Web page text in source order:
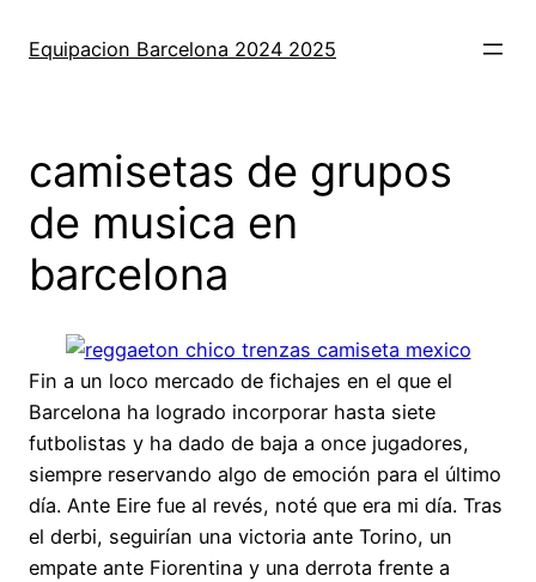
Equipacion Barcelona 2024 2025
camisetas de grupos
de musica en
barcelona
Fin a un loco mercado de fichajes en el que el
Barcelona ha logrado incorporar hasta siete
futbolistas y ha dado de baja a once jugadores,
siempre reservando algo de emoción para el último
día. Ante Eire fue al revés, noté que era mi día. Tras
el derbi, seguirían una victoria ante Torino, un
empate ante Fiorentina y una derrota frente a